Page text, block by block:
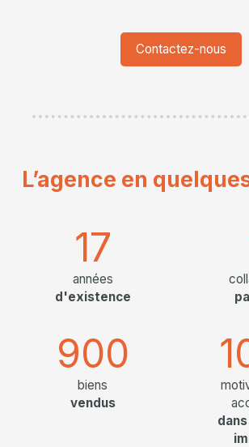
Contactez-nous
L’agence en
17
années
d'existence
900
biens
vendus